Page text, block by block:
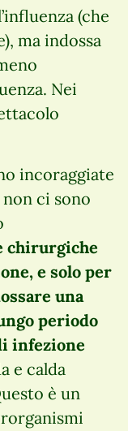
(che
ma indossa
Nei
incoraggiate
ci sono
chirurgiche
e solo per
una
periodo
infezione
e calda
è un